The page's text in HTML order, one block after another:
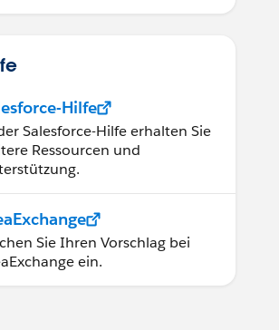
Hilfe
Salesforce-Hilfe erhalten Sie
Ressourcen und
Sie Ihren Vorschlag bei
ein.